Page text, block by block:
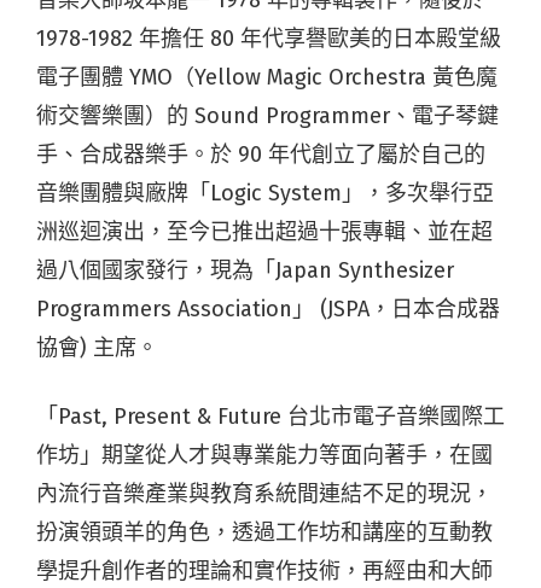
1978-1982 年擔任 80 年代享譽歐美的日本殿堂級
電子團體 YMO（Yellow Magic Orchestra 黃色魔
術交響樂團）的 Sound Programmer、電子琴鍵
手、合成器樂手。於 90 年代創立了屬於自己的
音樂團體與廠牌「Logic System」，多次舉行亞
洲巡迴演出，至今已推出超過十張專輯、並在超
過八個國家發行，現為「Japan Synthesizer
Programmers Association」 (JSPA，日本合成器
協會) 主席。
「Past, Present & Future 台北市電子音樂國際工
作坊」期望從人才與專業能力等面向著手，在國
內流行音樂產業與教育系統間連結不足的現況，
扮演領頭羊的角色，透過工作坊和講座的互動教
學提升創作者的理論和實作技術，再經由和大師